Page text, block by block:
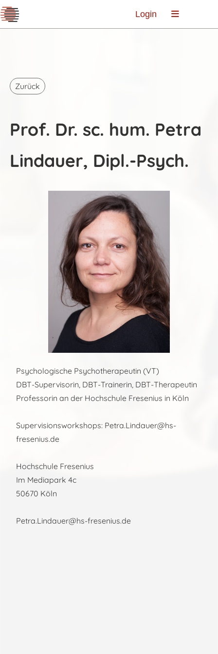
Login
Zurück
Prof. Dr. sc. hum. Petra
Lindauer, Dipl.-Psych.
Psychologische Psychotherapeutin (VT)
DBT-Supervisorin, DBT-Trainerin, DBT-Therapeutin
Professorin an der Hochschule Fresenius in Köln
Supervisionsworkshops: Petra.Lindauer@hs-
fresenius.de
Hochschule Fresenius
Im Mediapark 4c
50670 Köln
Petra.Lindauer@hs-fresenius.de